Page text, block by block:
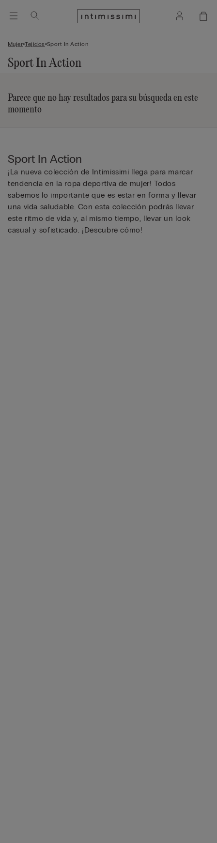
Mujer Tejidos Sport In Action
Sport In Action
Parece que no hay resultados para su búsqueda en este
momento
Sport In Action
¡La nueva colección de Intimissimi llega para marcar
tendencia en la ropa deportiva de mujer! Todos
sabemos lo importante que es estar en forma y llevar
una vida saludable. Con esta colección podrás llevar
este ritmo de vida y, al mismo tiempo, llevar un look
casual y sofisticado. ¡Descubre cómo!